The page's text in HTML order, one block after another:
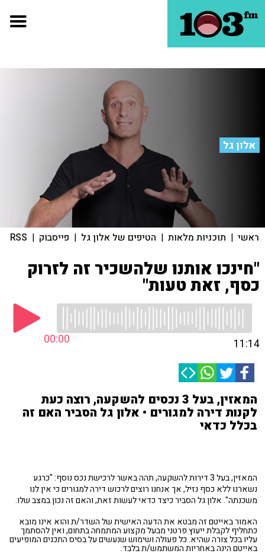
אלון גל
ראשי | תוכניות מלאות | הטיפים של אלון גל | פייסבוק |
RSS
"חינכו אותנו שלהשכיר זה לזרוק
כסף, זאת טעות"
00:00 11:14
המאזין, בעל 3 נכסים להשקעה, רוצה כעת
לקנות דירה למגורים • אלון גל הסביר האם זה
בכלל כדאי
המאזין, בעל 3 דירות להשקעה, תהה באשר לרכישת נכס נוסף: "כרגע
נשארנו ללא כסף נזיל, אך אנחנו רוצים לרכוש דירה למגורים כי אין לנו
משכנתה". אלון גל הסביר כיצד כדאי לעשות זאת, והאם זה נכון במצב שלו.
האמור באייטם זה מבטא את הדעה האישית של השדר/ת והוא אינו מובא
כתחליף לקבלת ייעוץ פרטני מבעל מקצוע המתמחה בתחום, ואין להסתמך
עליו בכל צורה שהיא. כל פעולה ושימוש שנעשים על בסיס התכנים המופיעים
באייטם הינה באחריות המשתמש/ת בלבד.